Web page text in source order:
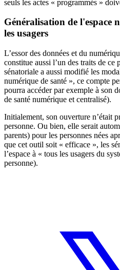
seuls les actes « programmés »
Généralisation de l'espace
les usagers
L’essor des données et du
constitue aussi l’un des traits de
sénatoriale a aussi modifié les
numérique de santé », ce compte
pourra accéder par exemple à son
de santé numérique et centralisé).
Initialement, son ouverture n’était
personne. Ou bien, elle serait
parents) pour les personnes nées
que cet outil soit « efficace », les
l’espace à « tous les usagers du
personne).